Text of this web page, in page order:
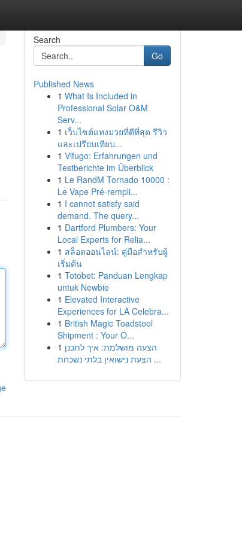
Search
Go
Published News
1 What Is Included in
Professional Solar O&M
Serv...
1 เว็บไซต์แทงมวยที่ดีที่สุด รีวิว
และเปรียบเทียบ...
1 Vifugo: Erfahrungen und
Testberichte im Überblick
1 Le RandM Tornado 10000 :
Le Vape Pré-rempli...
1 I cannot satisfy said
demand. The query...
1 Dartford Plumbers: Your
Local Experts for Relia...
1 สล็อตออนไลน์: คู่มือสำหรับผู้
เริ่มต้น
1 Totobet: Panduan Lengkap
untuk Newbie
1 Elevated Interactive
Experiences for LA Celebra...
1 British Magic Toadstool
Shipment : Your O...
1 הצעה מושלמת: איך לתכנן
הצעת נישואין בלתי נשכחת ...